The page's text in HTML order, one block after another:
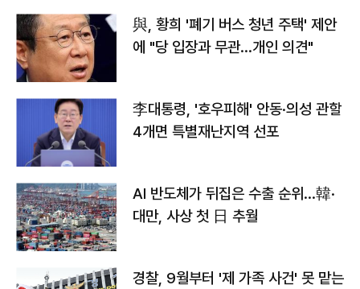
與, 황희 '폐기 버스 청년 주택' 제안
에 "당 입장과 무관…개인 의견"
李대통령, '호우피해' 안동·의성 관할
4개면 특별재난지역 선포
AI 반도체가 뒤집은 수출 순위…韓·
대만, 사상 첫 日 추월
경찰, 9월부터 '제 가족 사건' 못 맡는